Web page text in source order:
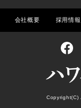
会社概要 採用情報
Copyright(C)